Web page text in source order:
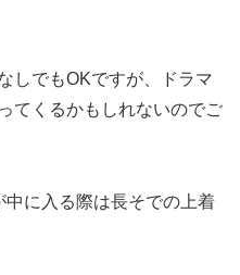
しでもOKですが、ドラマ
てくるかもしれないのでご
に入る際は長そでの上着